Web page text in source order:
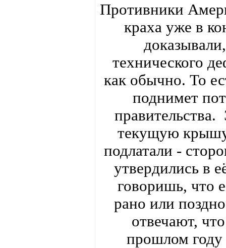
Противники
краха уже в
технического
как обычно. То
поднимет
правительства.
текущую
подлатали -
утвердились в
говоришь, что
рано или
отвечают,
прошлом году